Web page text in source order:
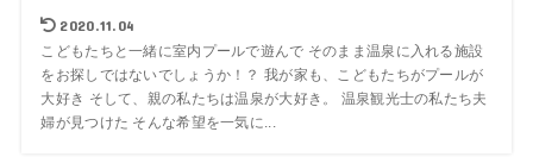
2020.11.04
こどもたちと一緒に室内プールで遊んで そのまま温泉に入れる施設
をお探しではないでしょうか！？ 我が家も、こどもたちがプールが
大好き そして、親の私たちは温泉が大好き。 温泉観光士の私たち夫
婦が見つけた そんな希望を一気に...